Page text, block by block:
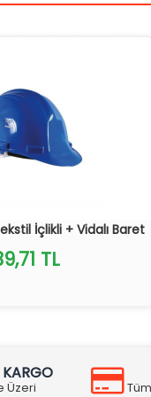
İçlikli + Vidalı Baret
TL
KARGO
Üzeri